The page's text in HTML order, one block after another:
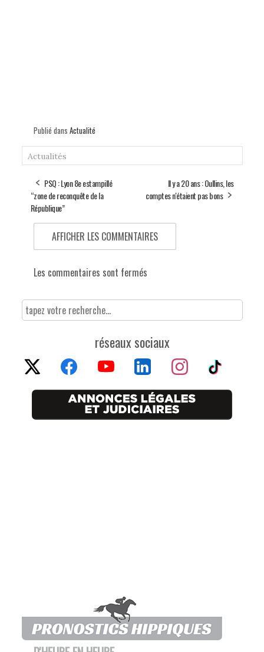
Publié dans Actualité
Actualités
PSQ : Lyon 8e estampillé
“zone de reconquête de la
République”
Il y a 20 ans : Oullins, les
comptes n'étaient pas bons
AFFICHER LES COMMENTAIRES
Les commentaires sont fermés
réseaux sociaux